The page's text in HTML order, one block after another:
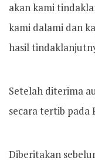
akan kami
kami dalami dan
hasil
Setelah diterima
secara tertib pada
Diberitakan